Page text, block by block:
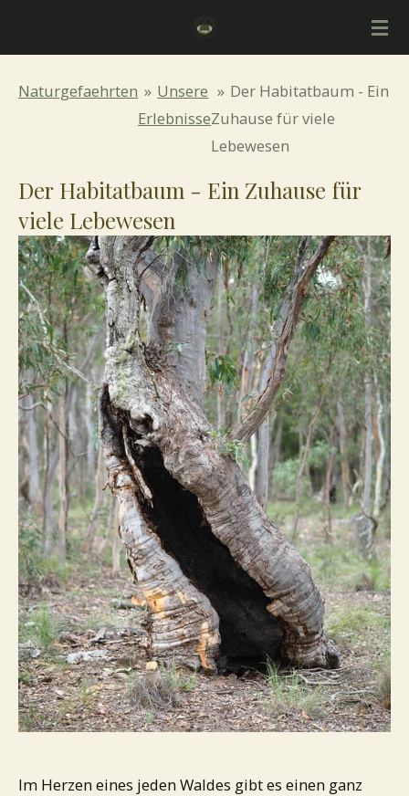
Naturgefaehrten » Unsere
Erlebnisse
» Der Habitatbaum - Ein
Zuhause für viele
Lebewesen
Der Habitatbaum - Ein Zuhause für
viele Lebewesen
Im Herzen eines jeden Waldes gibt es einen ganz